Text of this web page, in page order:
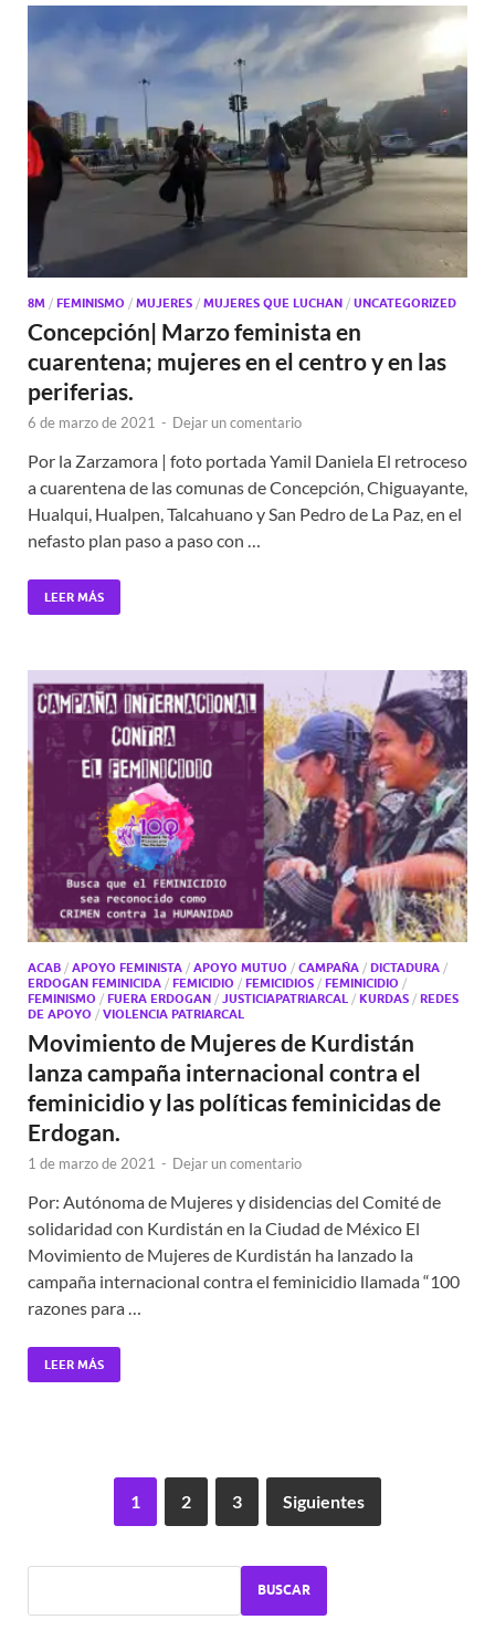
8M / FEMINISMO / MUJERES / MUJERES QUE LUCHAN / UNCATEGORIZED
Concepción| Marzo feminista en
cuarentena; mujeres en el centro y en las
periferias.
6 de marzo de 2021 - Dejar un comentario
Por la Zarzamora | foto portada Yamil Daniela El retroceso
a cuarentena de las comunas de Concepción, Chiguayante,
Hualqui, Hualpen, Talcahuano y San Pedro de La Paz, en el
nefasto plan paso a paso con …
LEER MÁS
ACAB / APOYO FEMINISTA / APOYO MUTUO / CAMPAÑA / DICTADURA /
ERDOGAN FEMINICIDA / FEMICIDIO / FEMICIDIOS / FEMINICIDIO /
FEMINISMO / FUERA ERDOGAN / JUSTICIAPATRIARCAL / KURDAS / REDES
DE APOYO / VIOLENCIA PATRIARCAL
Movimiento de Mujeres de Kurdistán
lanza campaña internacional contra el
feminicidio y las políticas feminicidas de
Erdogan.
1 de marzo de 2021 - Dejar un comentario
Por: Autónoma de Mujeres y disidencias del Comité de
solidaridad con Kurdistán en la Ciudad de México El
Movimiento de Mujeres de Kurdistán ha lanzado la
campaña internacional contra el feminicidio llamada “100
razones para …
LEER MÁS
1 2 3 Siguientes
BUSCAR